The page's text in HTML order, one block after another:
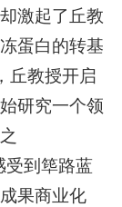
激起了丘教
蛋白的转基
丘教授开启
研究一个领
受到筚路蓝
果商业化